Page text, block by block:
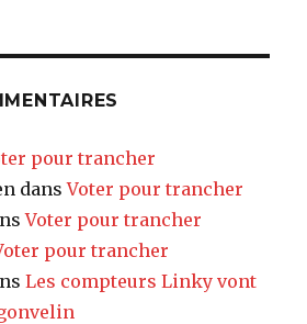
pour trancher
dansVoter pour trancher
Voter pour trancher
pour trancher
Les compteurs Linky vont